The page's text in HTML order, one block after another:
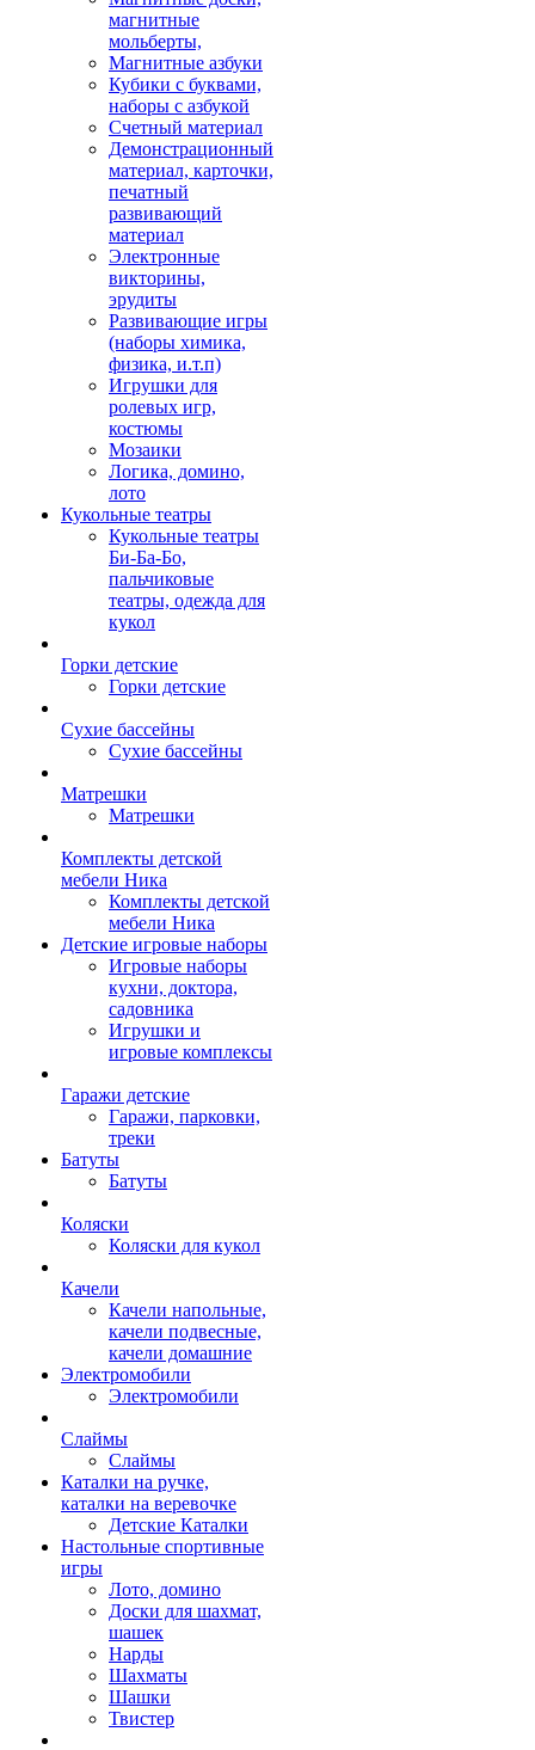
магнитные
мольберты,
Магнитные азбуки
Кубики с буквами,
наборы с азбукой
Счетный материал
Демонстрационный
материал, карточки,
печатный
развивающий
материал
Электронные
викторины,
эрудиты
Развивающие игры
(наборы химика,
физика, и.т.п)
Игрушки для
ролевых игр,
костюмы
Мозаики
Логика, домино,
лото
Кукольные театры
Кукольные театры
Би-Ба-Бо,
пальчиковые
театры, одежда для
кукол
Горки детские
Горки детские
Сухие бассейны
Сухие бассейны
Матрешки
Матрешки
Комплекты детской
мебели Ника
Комплекты детской
мебели Ника
Детские игровые наборы
Игровые наборы
кухни, доктора,
садовника
Игрушки и
игровые комплексы
Гаражи детские
Гаражи, парковки,
треки
Батуты
Батуты
Коляски
Коляски для кукол
Качели
Качели напольные,
качели подвесные,
качели домашние
Электромобили
Электромобили
Слаймы
Слаймы
Каталки на ручке,
каталки на веревочке
Детские Каталки
Настольные спортивные
игры
Лото, домино
Доски для шахмат,
шашек
Нарды
Шахматы
Шашки
Твистер